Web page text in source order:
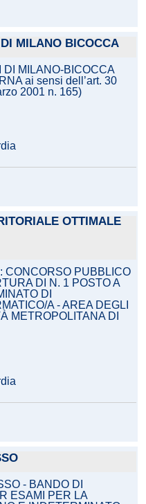
MILANO BICOCCA
MILANO-BICOCCA
ai sensi dell’art. 30
2001 n. 165)
OTTIMALE
CONCORSO PUBBLICO
DI N. 1 POSTO A
DI
A - AREA DEGLI
METROPOLITANA DI
- BANDO DI
ESAMI PER LA